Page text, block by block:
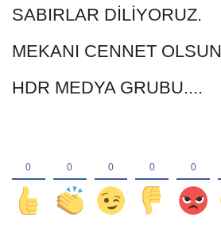
SABIRLAR DİLİYORUZ.
MEKANI CENNET OLSUN
HDR MEDYA GRUBU....